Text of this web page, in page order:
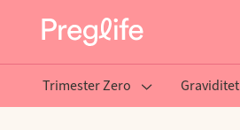
Trimester Zero Graviditet